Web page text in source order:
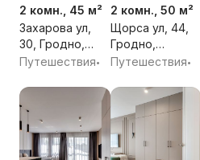
2 комн., 45 м²
Захарова ул,
30, Гродно,
Гродненская
Путешествия•
2 комн., 50 м²
Щорса ул, 44,
Гродно,
Гродненская
Путешествия•